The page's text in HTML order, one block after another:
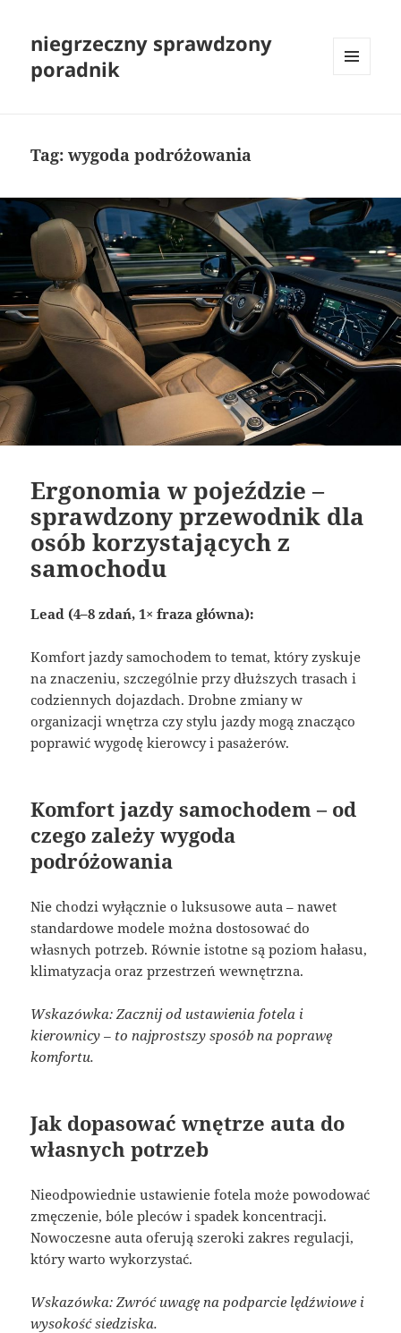
niegrzeczny sprawdzony
poradnik
Tag:wygoda podróżowania
Ergonomia w pojeździe –
sprawdzony przewodnik dla
osób korzystających z
samochodu
Lead (4–8 zdań, 1× fraza główna):
Komfort jazdy samochodem to temat, który zyskuje
na znaczeniu, szczególnie przy dłuższych trasach i
codziennych dojazdach. Drobne zmiany w
organizacji wnętrza czy stylu jazdy mogą znacząco
poprawić wygodę kierowcy i pasażerów.
Komfort jazdy samochodem – od
czego zależy wygoda
podróżowania
Nie chodzi wyłącznie o luksusowe auta – nawet
standardowe modele można dostosować do
własnych potrzeb. Równie istotne są poziom hałasu,
klimatyzacja oraz przestrzeń wewnętrzna.
Wskazówka: Zacznij od ustawienia fotela i
kierownicy – to najprostszy sposób na poprawę
komfortu.
Jak dopasować wnętrze auta do
własnych potrzeb
Nieodpowiednie ustawienie fotela może powodować
zmęczenie, bóle pleców i spadek koncentracji.
Nowoczesne auta oferują szeroki zakres regulacji,
który warto wykorzystać.
Wskazówka: Zwróć uwagę na podparcie lędźwiowe i
wysokość siedziska.